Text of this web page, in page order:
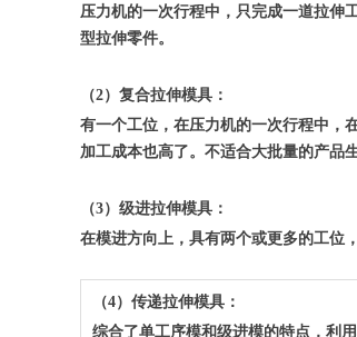
压力机的一次行程中，只完成一道拉伸
型拉伸零件。
（2）复合拉伸模具：
有一个工位，在压力机的一次行程中，
加工成本也高了。不适合大批量的产品生
（3）级进拉伸模具：
在模进方向上，具有两个或更多的工位
（4）传递拉伸模具：
综合了单工序模和级进模的特点，利